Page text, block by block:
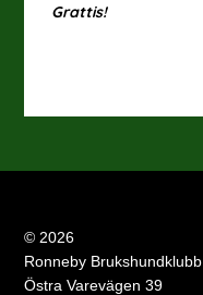
Grattis!
© 2026
Ronneby Brukshundklubb
Östra Varevägen 39